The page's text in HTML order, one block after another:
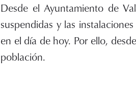
Desde el Ayuntamiento de
suspendidas y las
en el día de hoy. Por ello,
población.